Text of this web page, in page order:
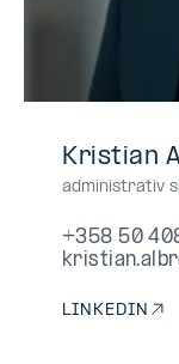
Kristian
administrativ
+358 50
+358
50
6208
050
408
050-
4086208
LINKEDIN